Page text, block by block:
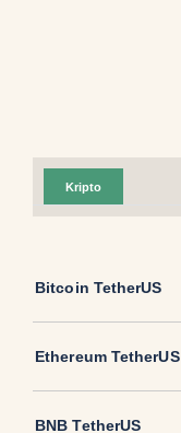
Kripto
Bitcoin TetherUS
Ethereum TetherUS
BNB TetherUS